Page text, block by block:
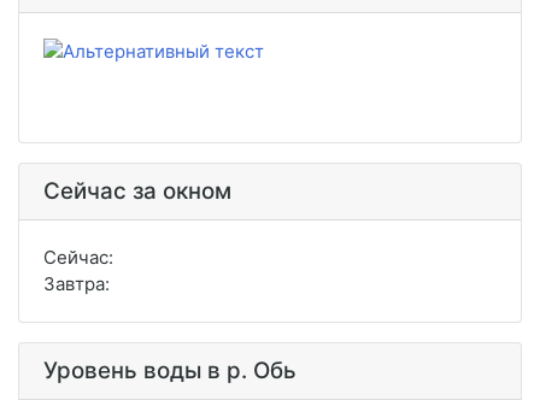
Сейчас за окном
Сейчас:
Завтра:
Уровень воды в р. Обь